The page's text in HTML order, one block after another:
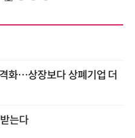
화…상장보다 상폐기업 더
는다